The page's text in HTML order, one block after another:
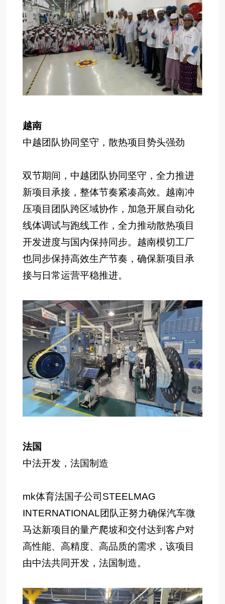
越南
中越团队协同坚守，散热项目势头强劲
双节期间，中越团队协同坚守，全力推进
新项目承接，整体节奏紧凑高效。越南冲
压项目团队跨区域协作，加急开展自动化
线体调试与跑线工作，全力推动散热项目
开发进度与国内保持同步。越南模切工厂
也同步保持高效生产节奏，确保新项目承
接与日常运营平稳推进。
法国
中法开发，法国制造
mk体育法国子公司STEELMAG
INTERNATIONAL团队正努力确保汽车微
马达新项目的量产爬坡和交付达到客户对
高性能、高精度、高品质的需求，该项目
由中法共同开发，法国制造。